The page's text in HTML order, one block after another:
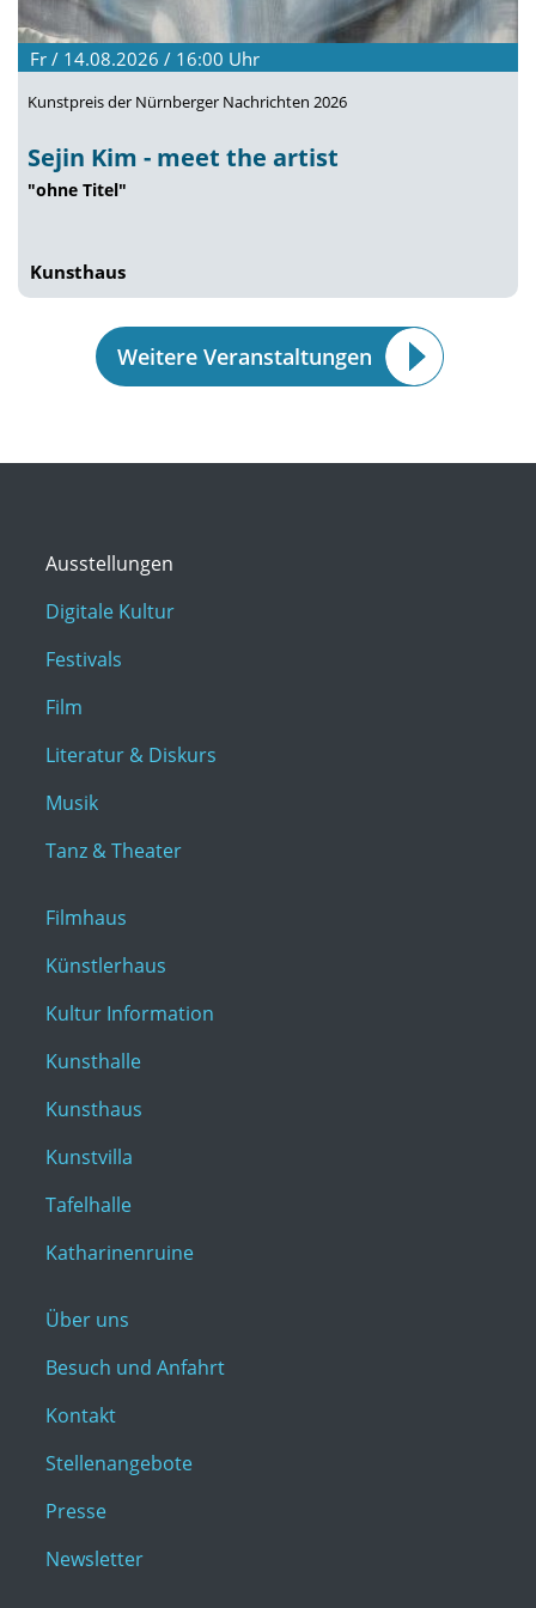
Fr / 14.08.2026 / 16:00 Uhr
Kunstpreis der Nürnberger Nachrichten 2026
Sejin Kim - meet the artist
"ohne Titel"
Kunsthaus
Weitere Veranstaltungen
Ausstellungen
Digitale Kultur
Festivals
Film
Literatur & Diskurs
Musik
Tanz & Theater
Filmhaus
Künstlerhaus
Kultur Information
Kunsthalle
Kunsthaus
Kunstvilla
Tafelhalle
Katharinenruine
Über uns
Besuch und Anfahrt
Kontakt
Stellenangebote
Presse
Newsletter